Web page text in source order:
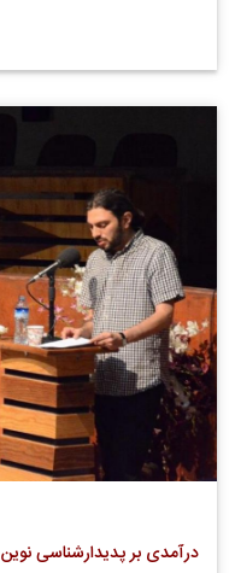
درآمدی بر پدیدارشناسی نوین